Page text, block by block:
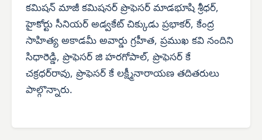
కమిషన్ మాజీ కమిషనర్ ప్రొఫెసర్ మాడభూషి శ్రీధర్,
హైకోర్టు సీనియర్ అడ్వకేట్ చిక్కుడు ప్రభాకర్, కేంద్ర
సాహిత్య అకాడమీ అవార్డు గ్రహీత, ప్రముఖ కవి నందిని
సిధారెడ్డి, ప్రొఫెసర్ జి హరగోపాల్, ప్రొఫెసర్ కే
చక్రధర్‌రావు, ప్రొఫెసర్ కే లక్ష్మీనారాయణ తదితరులు
పాల్గొన్నారు.